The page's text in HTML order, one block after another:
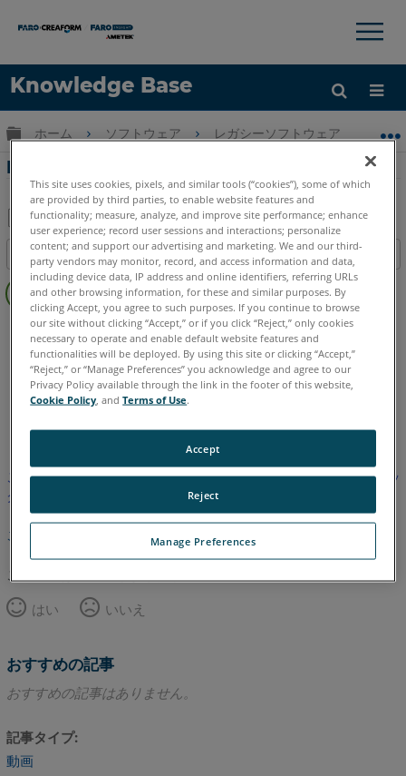
Knowledge Base
言語
×
グローバル階層を展開/折りたたむ
ホーム ソフトウェア レガシーソフトウェア レ
FARO HDの写真へのリンク
PDF
と
し
て
目次
ッ
FARO 360 HD
英語
この記事は翻訳されていません。英語版を見るにはここをクリッ
クしてください。
このページのトップへ
この記事は役に立ちましたか？
はい
いいえ
おすすめの記事
おすすめの記事はありません。
記事タイプ
動画
This site uses cookies, pixels, and similar tools (“cookies”), some of which
are provided by third parties, to enable website features and
functionality; measure, analyze, and improve site performance; enhance
user experience; record user sessions and interactions; personalize
content; and support our advertising and marketing. We and our third-
party vendors may monitor, record, and access information and data,
including device data, IP address and online identifiers, referring URLs
and other browsing information, for these and similar purposes. By
clicking Accept, you agree to such purposes. If you continue to browse
our site without clicking “Accept,” or if you click “Reject,” only cookies
necessary to operate and enable default website features and
functionalities will be deployed. By using this site or clicking “Accept,”
“Reject,” or “Manage Preferences” you acknowledge and agree to our
Privacy Policy available through the link in the footer of this website,
Cookie Policy , andTerms of Use.
Manage Preferences
Reject
Accept